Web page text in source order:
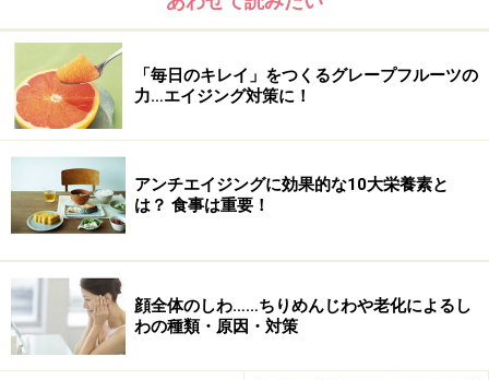
「毎日のキレイ」をつくるグレープフルーツの
力…エイジング対策に！
アンチエイジングに効果的な10大栄養素と
は？ 食事は重要！
顔全体のしわ……ちりめんじわや老化によるし
わの種類・原因・対策